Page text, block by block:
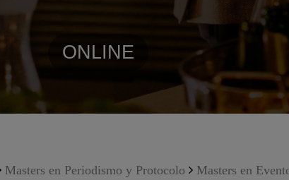
ONLINE
Masters en Periodismo y Protocolo Masters en